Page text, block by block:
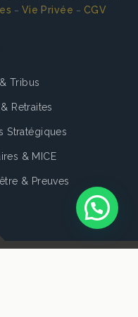
– Vie Privée – CGV
Tribus
Retraites
Stratégiques
& MICE
& Preuves